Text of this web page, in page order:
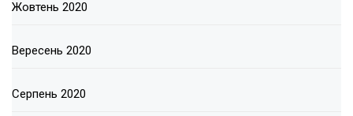
Жовтень 2020
Вересень 2020
Серпень 2020